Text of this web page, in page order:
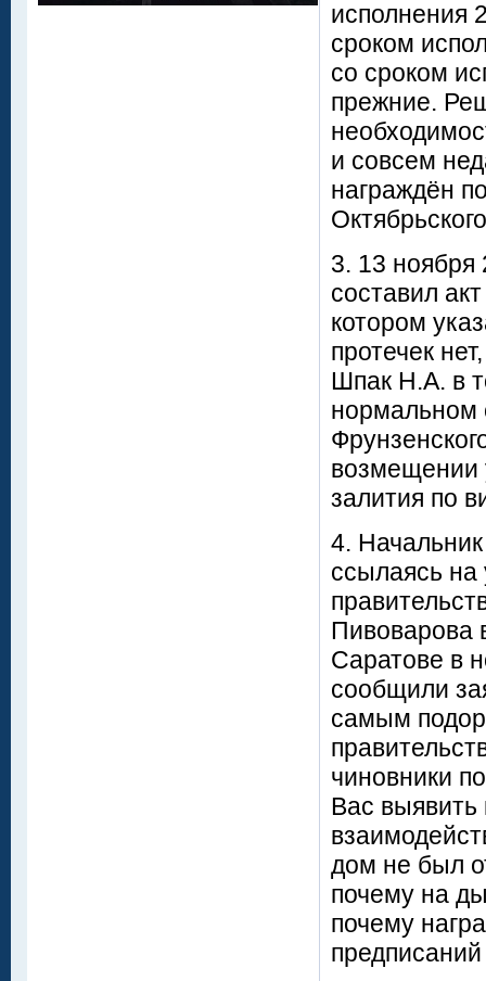
исполнения
сроком
со сроком
прежние.
и совсем
награждён
3. 13 ноября
составил
котором
протечек
Шпак Н.А. в
нормальном
возмещении
залития по
4.
ссылаясь на
Пивоварова
Саратове в
сообщили
самым
чиновники
Вас
дом не был
почему на
почему